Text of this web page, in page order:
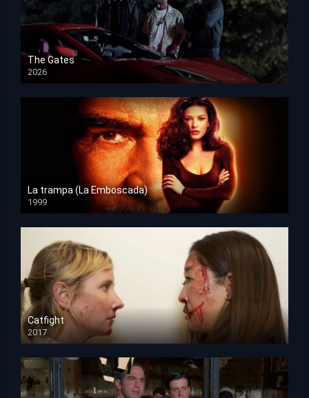
The Gates
2026
HD 1080p
La trampa (La Emboscada)
1999
HD 1080p
Catfight
2017
HD 720p